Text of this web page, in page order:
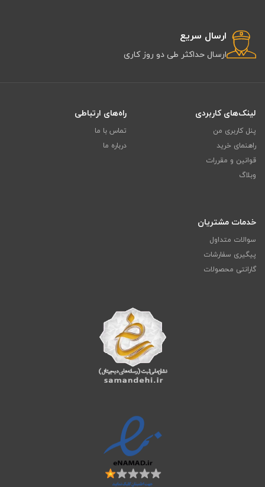
ارسال سریع
ارسال حداکثر طی دو روز کاری
لینک‌های کاربردی
پنل کاربری من
راهنمای خرید
قوانین و مقررات
وبلاگ
راه‌های ارتباطی
تماس با ما
درباره ما
خدمات مشتریان
سوالات متداول
پیگیری سفارشات
گارانتی محصولات